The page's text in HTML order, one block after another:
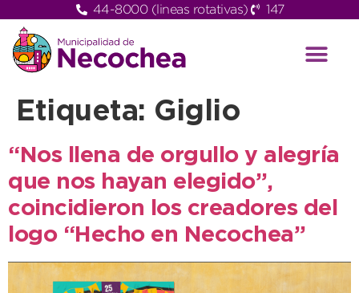
44-8000 (lineas rotativas) 147
Etiqueta: Giglio
“Nos llena de orgullo y alegría
que nos hayan elegido”,
coincidieron los creadores del
logo “Hecho en Necochea”